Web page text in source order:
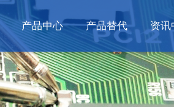
产品中心 产品替代 资讯